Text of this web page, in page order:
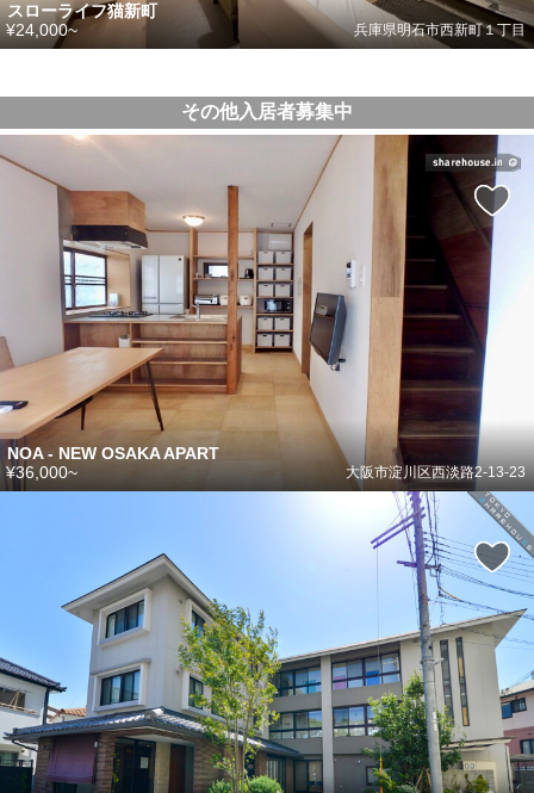
スローライフ猫新町
兵庫県明石市西新町１丁目
¥24,000~
その他入居者募集中
NOA - NEW OSAKA APART
大阪市淀川区西淡路2-13-23
¥36,000~